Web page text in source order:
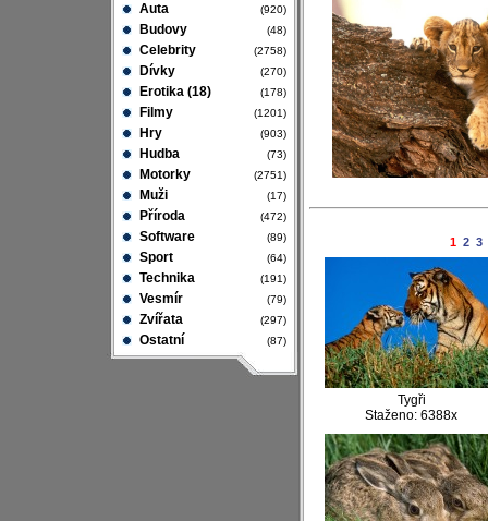
Auta (920)
Budovy (48)
Celebrity (2758)
Dívky (270)
Erotika (18) (178)
Filmy (1201)
Hry (903)
Hudba (73)
Motorky (2751)
Muži (17)
Příroda (472)
Software (89)
Sport (64)
Technika (191)
Vesmír (79)
Zvířata (297)
Ostatní (87)
1 2 3
Tygři
Staženo: 6388x